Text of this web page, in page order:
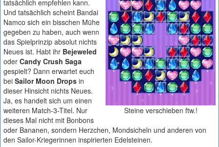
Steine verschieben ftw.!
tatsächlich empfehlen kann.
Und tatsächlich scheint Bandai
Namco sich ein bisschen Mühe
gegeben zu haben, auch wenn
das Spielprinzip absolut nichts
Neues ist. Habt ihr Bejeweled
oder Candy Crush Saga
gespielt? Dann erwartet euch
bei Sailor Moon Drops in
dieser Hinsicht nichts Neues.
Ja, es handelt sich um einen
weiteren Match-3-Titel. Nur
dieses Mal nicht mit Bonbons
oder Bananen, sondern Herzchen, Mondsicheln und anderen von
den Sailor-Kriegerinnen inspirierten Edelsteinen.